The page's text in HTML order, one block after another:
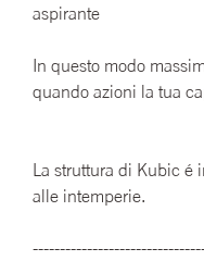
aspirante
In questo modo
quando azioni la tua
La struttura di Kubic é
alle intemperie.